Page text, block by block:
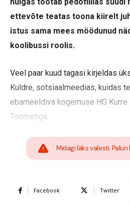
hulgas töötab pedofiilias süüdi
ettevõte teatas toona kiirelt
istus sama mees möödunud
koolibussi roolis.
Veel paar kuud tagasi kirjeldas
Kuldre, sotsiaalmeedias, kuidas
ebameeldiva kogemuse HG
Toometiga.
Midagi läks valesti.
Facebook Twitter